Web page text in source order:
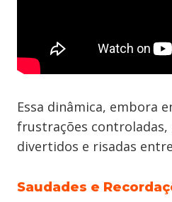
Essa dinâmica, embora
frustrações
divertidos e risadas
Saudades e